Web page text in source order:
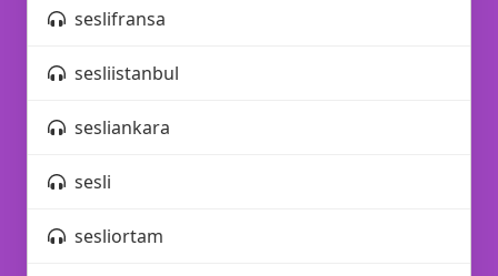
seslifransa
sesliistanbul
sesliankara
sesli
sesliortam